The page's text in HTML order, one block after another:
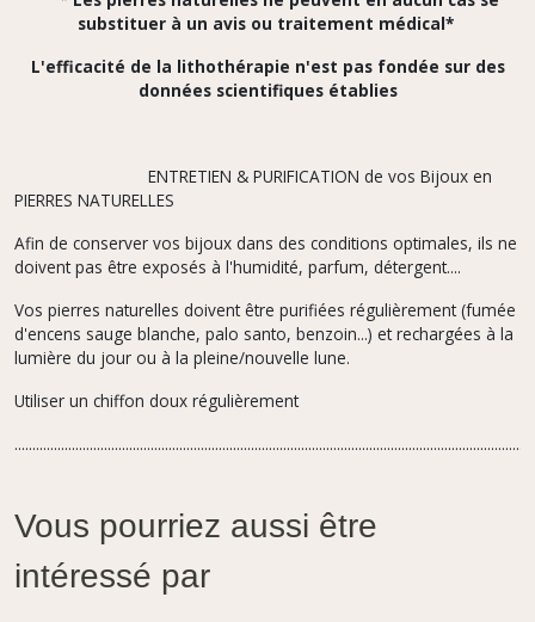
substituer à un avis ou traitement médical*
L'efficacité de la lithothérapie n'est pas fondée sur des
données scientifiques établies
ENTRETIEN & PURIFICATION de vos Bijoux en
PIERRES NATURELLES
Afin de conserver vos bijoux dans des conditions optimales, ils ne
doivent pas être exposés à l'humidité, parfum, détergent....
Vos pierres naturelles doivent être purifiées régulièrement (fumée
d'encens sauge blanche, palo santo, benzoin...) et rechargées à la
lumière du jour ou à la pleine/nouvelle lune.
Utiliser un chiffon doux régulièrement
Vous pourriez aussi être
intéressé par